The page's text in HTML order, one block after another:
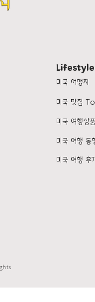
Lifestyle
미국 여행지
미국 맛집
미국 여행상품
미국 여행 동
미국 여행 후기